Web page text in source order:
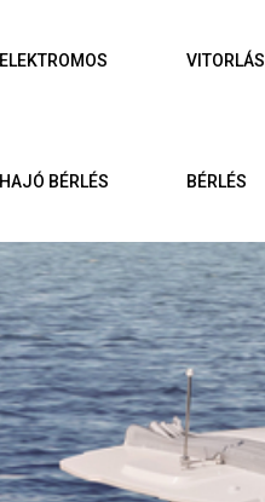
ELEKTROMOS
HAJÓ BÉRLÉS
VITORLÁS
BÉRLÉS